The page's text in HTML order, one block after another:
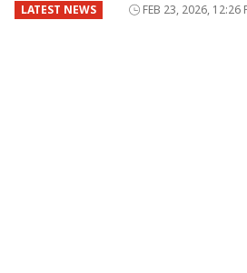
LATEST NEWS FEB 23, 2026, 12:26